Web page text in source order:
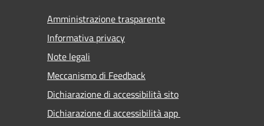
Amministrazione trasparente
Informativa privacy
Note legali
Meccanismo di Feedback
Dichiarazione di accessibilità sito
Dichiarazione di accessibilità app